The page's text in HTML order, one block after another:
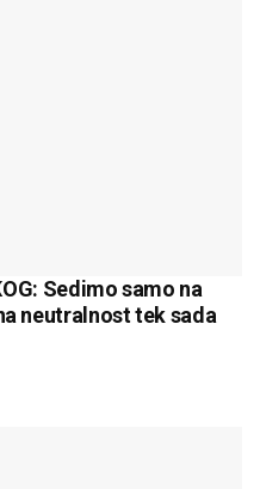
Sedimo samo na
neutralnost tek sada